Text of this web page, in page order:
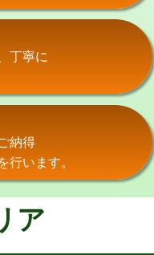
16,500円
16,500円
5,500円
5,500円
11,000円
丁寧に
納得
行います。
ア